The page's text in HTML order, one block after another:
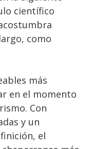
científico
como
más
en el momento
Con
y un
el